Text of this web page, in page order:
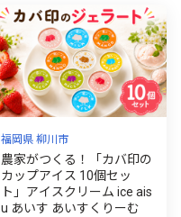
福岡県 柳川市
農家がつくる！「カバ印の
カップアイス 10個セッ
ト」アイスクリーム ice ais
u あいす あいすくりーむ